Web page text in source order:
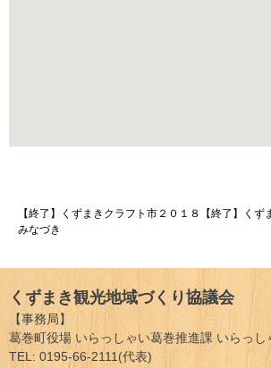
投
稿
ナ
ビ
ゲ
【終了】くずまきクラフト市２０１８
みなづき
【終了】く
くずまき観光地域づくり協議会
【事務局】
葛巻町役場 いらっしゃい葛巻推進課 いらっし
TEL: 0195-66-2111(代表)